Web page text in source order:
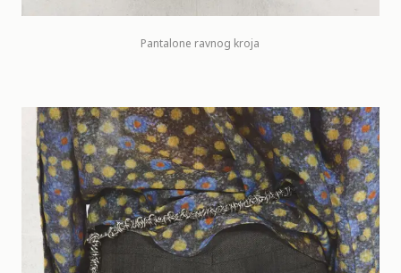
Pantalone ravnog kroja